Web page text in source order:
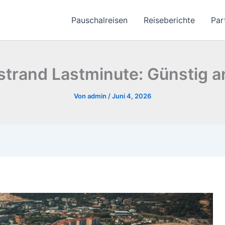
Pauschalreisen Reiseberichte
Lastminute: Günstig
Von admin /Juni 4, 2026